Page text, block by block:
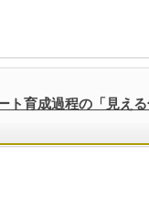
育成過程の「見え